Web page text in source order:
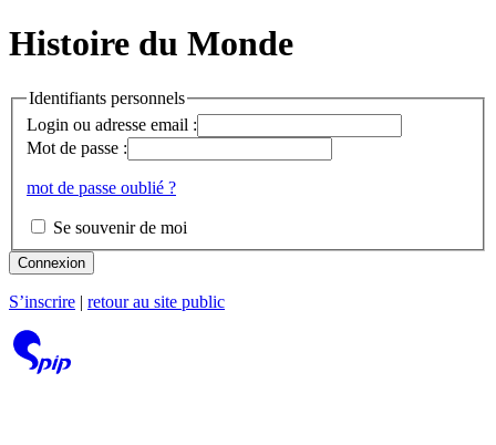
Histoire du Monde
Identifiants personnels
Login ou adresse email :
Mot de passe :
mot de passe oublié ?
Se souvenir de moi
Connexion
S’inscrire retour au site public